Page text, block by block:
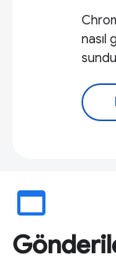
nasıl
web_asset